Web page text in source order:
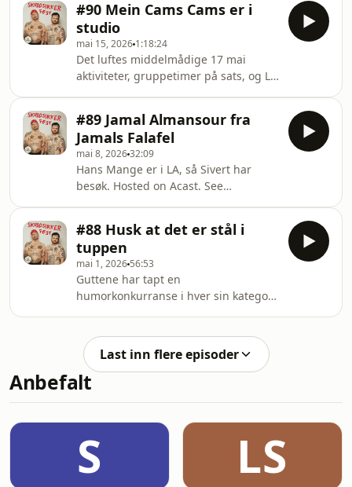
#90 Mein Cams Cams er i
studio
mai 15, 2026 1:18:24
Det luftes middelmådige 17 mai
aktiviteter, gruppetimer på sats, og LA
information.
#89 Jamal Almansour fra
Jamals Falafel
mai 8, 202632:09
Hans Mange er i LA, så Sivert har
besøk. Hosted on Acast. See
#88 Husk at det er stål i
tuppen
mai 1, 2026 56:53
Guttene har tapt en
humorkonkurranse i hver sin kategori.
information.
Last inn flere episoder
Anbefalt
S LS